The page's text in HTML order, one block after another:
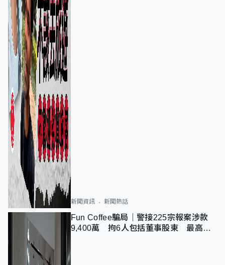
新聞資訊 新聞熱話
Fun Coffee騙局｜警接225宗報案涉款
9,400萬 拘6人包括董事股東 最高金